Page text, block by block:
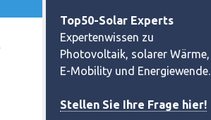
Top50-Solar Experts
Expertenwissen zu
Photovoltaik, solarer Wärme,
E-Mobility und Energiewende.
Stellen Sie Ihre Frage hier!